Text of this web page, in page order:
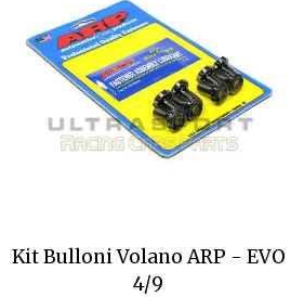
Kit Bulloni Volano ARP - EVO
4/9